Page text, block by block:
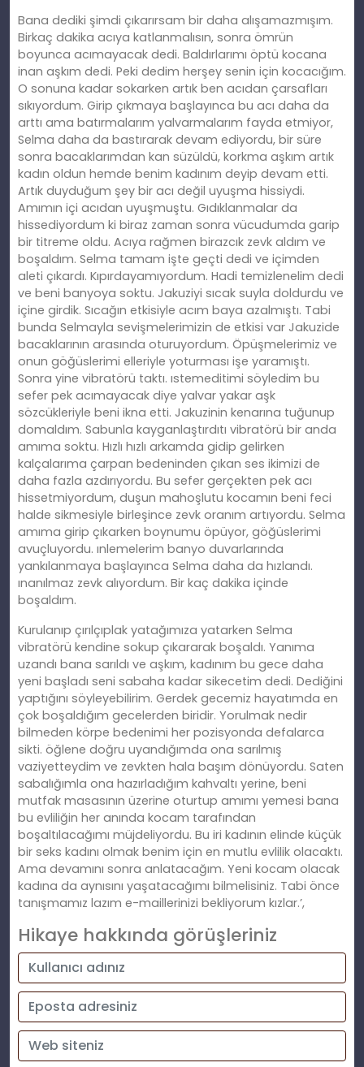
Bana dediki şimdi çıkarırsam bir daha alışamazmışım.
Birkaç dakika acıya katlanmalısın, sonra ömrün
boyunca acımayacak dedi. Baldırlarımı öptü kocana
inan aşkım dedi. Peki dedim herşey senin için kocacığım.
O sonuna kadar sokarken artık ben acıdan çarsafları
sıkıyordum. Girip çıkmaya başlayınca bu acı daha da
arttı ama batırmalarım yalvarmalarım fayda etmiyor,
Selma daha da bastırarak devam ediyordu, bir süre
sonra bacaklarımdan kan süzüldü, korkma aşkım artık
kadın oldun hemde benim kadınım deyip devam etti.
Artık duyduğum şey bir acı değil uyuşma hissiydi.
Amımın içi acıdan uyuşmuştu. Gıdıklanmalar da
hissediyordum ki biraz zaman sonra vücudumda garip
bir titreme oldu. Acıya rağmen birazcık zevk aldım ve
boşaldım. Selma tamam işte geçti dedi ve içimden
aleti çıkardı. Kıpırdayamıyordum. Hadi temizlenelim dedi
ve beni banyoya soktu. Jakuziyi sıcak suyla doldurdu ve
içine girdik. Sıcağın etkisiyle acım baya azalmıştı. Tabi
bunda Selmayla sevişmelerimizin de etkisi var Jakuzide
bacaklarının arasında oturuyordum. Öpüşmelerimiz ve
onun göğüslerimi elleriyle yoturması işe yaramıştı.
Sonra yine vibratörü taktı. ıstemeditimi söyledim bu
sefer pek acımayacak diye yalvar yakar aşk
sözcükleriyle beni ikna etti. Jakuzinin kenarına tuğunup
domaldım. Sabunla kayganlaştırdıtı vibratörü bir anda
amıma soktu. Hızlı hızlı arkamda gidip gelirken
kalçalarıma çarpan bedeninden çıkan ses ikimizi de
daha fazla azdırıyordu. Bu sefer gerçekten pek acı
hissetmiyordum, duşun mahoşlutu kocamın beni feci
halde sikmesiyle birleşince zevk oranım artıyordu. Selma
amıma girip çıkarken boynumu öpüyor, göğüslerimi
avuçluyordu. ınlemelerim banyo duvarlarında
yankılanmaya başlayınca Selma daha da hızlandı.
ınanılmaz zevk alıyordum. Bir kaç dakika içinde
boşaldım.
Kurulanıp çırılçıplak yatağımıza yatarken Selma
vibratörü kendine sokup çıkararak boşaldı. Yanıma
uzandı bana sarıldı ve aşkım, kadınım bu gece daha
yeni başladı seni sabaha kadar sikecetim dedi. Dediğini
yaptığını söyleyebilirim. Gerdek gecemiz hayatımda en
çok boşaldığım gecelerden biridir. Yorulmak nedir
bilmeden körpe bedenimi her pozisyonda defalarca
sikti. öğlene doğru uyandığımda ona sarılmış
vaziyetteydim ve zevkten hala başım dönüyordu. Saten
sabalığımla ona hazırladığım kahvaltı yerine, beni
mutfak masasının üzerine oturtup amımı yemesi bana
bu evliliğin her anında kocam tarafından
boşaltılacağımı müjdeliyordu. Bu iri kadının elinde küçük
bir seks kadını olmak benim için en mutlu evlilik olacaktı.
Ama devamını sonra anlatacağım. Yeni kocam olacak
kadına da aynısını yaşatacağımı bilmelisiniz. Tabi önce
tanışmamız lazım e-maillerinizi bekliyorum kızlar.’,
Hikaye hakkında görüşleriniz